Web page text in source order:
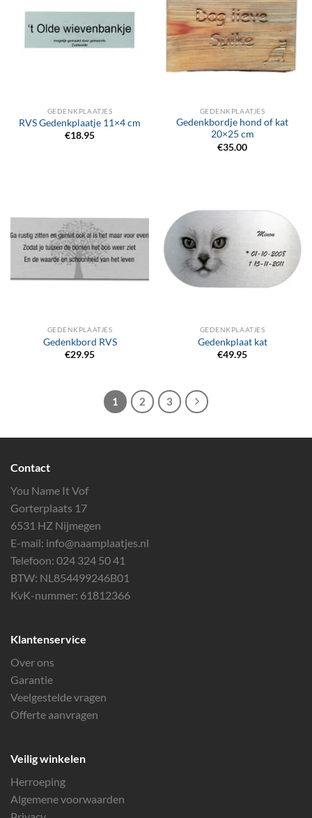
GEDENKPLAATJES
RVS Gedenkplaatje 11×4 cm
€18.95
GEDENKPLAATJES
Gedenkbordje hond of kat
20×25 cm
€35.00
GEDENKPLAATJES
Gedenkbord RVS
€29.95
GEDENKPLAATJES
Gedenkplaat kat
€49.95
1 2 3
Contact
You Name It Vof
Gorterplaats 17
6531 HZ Nijmegen
E-mail: info@naamplaatjes.nl
Telefoon: 024 324 50 41
BTW: NL854499246B01
KvK-nummer: 61812366
Klantenservice
Over ons
Garantie
Veelgestelde vragen
Offerte aanvragen
Veilig winkelen
Herroeping
Algemene voorwaarden